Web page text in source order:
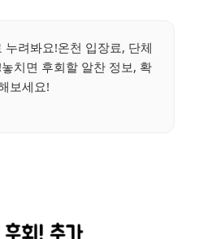
누려봐요!온천 입장료, 단체
치면 후회할 알찬 정보, 확
보세요!